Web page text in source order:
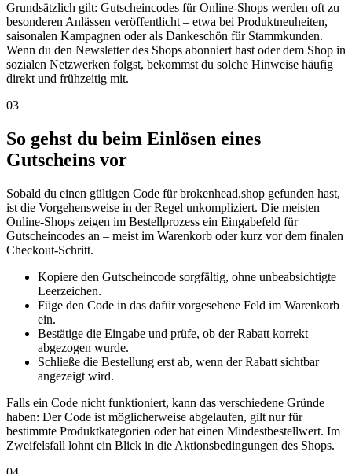
Grundsätzlich gilt: Gutscheincodes für Online-Shops werden oft zu
besonderen Anlässen veröffentlicht – etwa bei Produktneuheiten,
saisonalen Kampagnen oder als Dankeschön für Stammkunden.
Wenn du den Newsletter des Shops abonniert hast oder dem Shop in
sozialen Netzwerken folgst, bekommst du solche Hinweise häufig
direkt und frühzeitig mit.
03
So gehst du beim Einlösen eines
Gutscheins vor
Sobald du einen gültigen Code für brokenhead.shop gefunden hast,
ist die Vorgehensweise in der Regel unkompliziert. Die meisten
Online-Shops zeigen im Bestellprozess ein Eingabefeld für
Gutscheincodes an – meist im Warenkorb oder kurz vor dem finalen
Checkout-Schritt.
Kopiere den Gutscheincode sorgfältig, ohne unbeabsichtigte
Leerzeichen.
Füge den Code in das dafür vorgesehene Feld im Warenkorb
ein.
Bestätige die Eingabe und prüfe, ob der Rabatt korrekt
abgezogen wurde.
Schließe die Bestellung erst ab, wenn der Rabatt sichtbar
angezeigt wird.
Falls ein Code nicht funktioniert, kann das verschiedene Gründe
haben: Der Code ist möglicherweise abgelaufen, gilt nur für
bestimmte Produktkategorien oder hat einen Mindestbestellwert. Im
Zweifelsfall lohnt ein Blick in die Aktionsbedingungen des Shops.